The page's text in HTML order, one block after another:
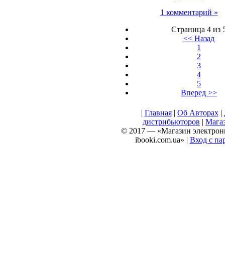
1 комментарий »
Страница 4 из
<< Назад
1
2
3
4
5
Вперед >>
| Главная| Об Авторах|
дистрибьюторов |
© 2017 — «Магазин
ibooki.com.ua» | Вход с